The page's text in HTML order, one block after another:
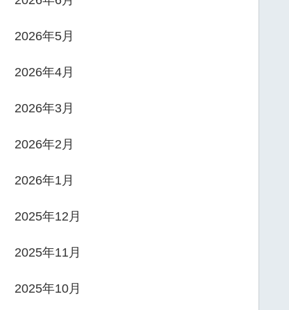
2026年5月
2026年4月
2026年3月
2026年2月
2026年1月
2025年12月
2025年11月
2025年10月